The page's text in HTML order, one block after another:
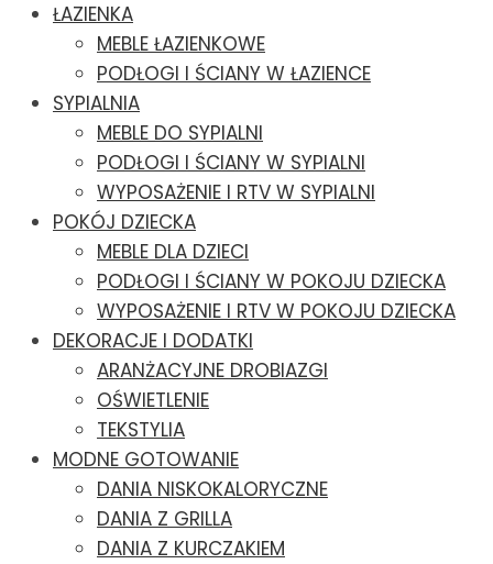
ŁAZIENKA
MEBLE ŁAZIENKOWE
PODŁOGI I ŚCIANY W ŁAZIENCE
SYPIALNIA
MEBLE DO SYPIALNI
PODŁOGI I ŚCIANY W SYPIALNI
WYPOSAŻENIE I RTV W SYPIALNI
POKÓJ DZIECKA
MEBLE DLA DZIECI
PODŁOGI I ŚCIANY W POKOJU DZIECKA
WYPOSAŻENIE I RTV W POKOJU DZIECKA
DEKORACJE I DODATKI
ARANŻACYJNE DROBIAZGI
OŚWIETLENIE
TEKSTYLIA
MODNE GOTOWANIE
DANIA NISKOKALORYCZNE
DANIA Z GRILLA
DANIA Z KURCZAKIEM